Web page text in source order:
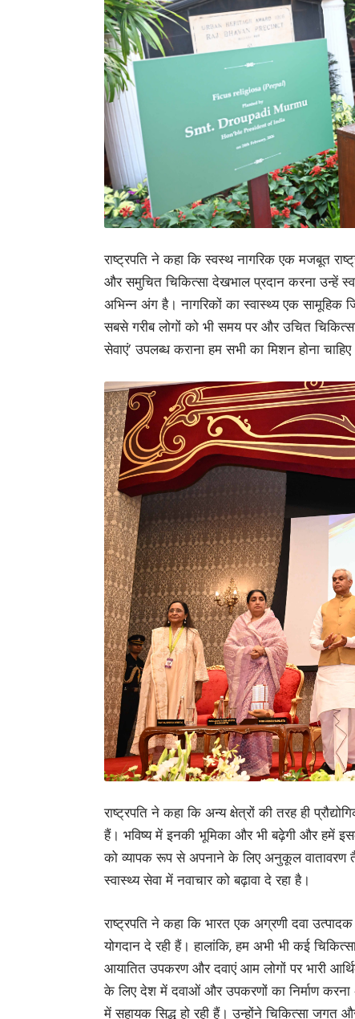
राष्ट्रपति ने कहा कि स्वस्थ नागरिक एक मजबूत
और समुचित चिकित्सा देखभाल प्रदान करना उन्हें
अभिन्न अंग है। नागरिकों का स्वास्थ्य एक सामूहिक
सबसे गरीब लोगों को भी समय पर और उचित
सेवाएं’ उपलब्ध कराना हम सभी का मिशन होना
राष्ट्रपति ने कहा कि अन्य क्षेत्रों की तरह ही
हैं। भविष्य में इनकी भूमिका और भी बढ़ेगी और हमें इसके
को व्यापक रूप से अपनाने के लिए अनुकूल वातावरण
स्वास्थ्य सेवा में नवाचार को बढ़ावा दे रहा है।
राष्ट्रपति ने कहा कि भारत एक अग्रणी दवा
योगदान दे रही हैं। हालांकि, हम अभी भी कई
आयातित उपकरण और दवाएं आम लोगों पर भारी
के लिए देश में दवाओं और उपकरणों का निर्माण
में सहायक सिद्ध हो रही हैं। उन्होंने चिकित्सा जगत